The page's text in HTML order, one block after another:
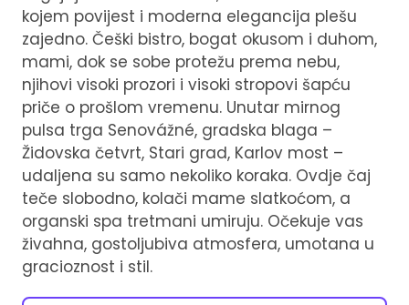
kojem povijest i moderna elegancija plešu
zajedno. Češki bistro, bogat okusom i duhom,
mami, dok se sobe protežu prema nebu,
njihovi visoki prozori i visoki stropovi šapću
priče o prošlom vremenu. Unutar mirnog
pulsa trga Senovážné, gradska blaga –
Židovska četvrt, Stari grad, Karlov most –
udaljena su samo nekoliko koraka. Ovdje čaj
teče slobodno, kolači mame slatkoćom, a
organski spa tretmani umiruju. Očekuje vas
živahna, gostoljubiva atmosfera, umotana u
gracioznost i stil.